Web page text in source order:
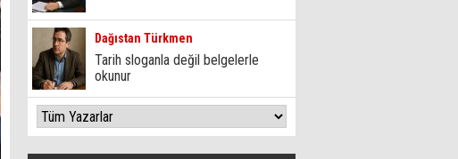
Dağıstan Türkmen
Tarih sloganla değil belgelerle
okunur